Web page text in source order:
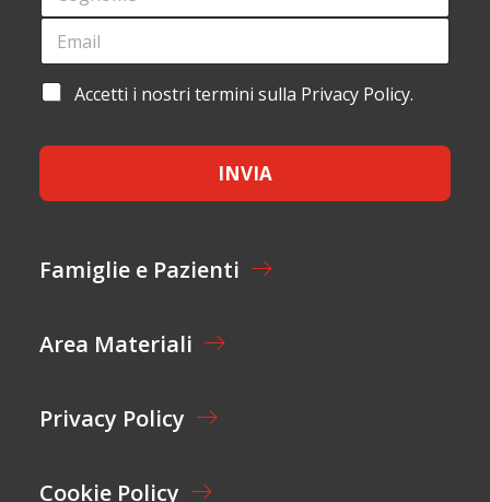
*G
O
E
E
A
I
L
A
E
T
O
*
Accetti i nostri termini sulla Privacy Policy.
INVIA
Famiglie e Pazienti
Area Materiali
Privacy Policy
Cookie Policy